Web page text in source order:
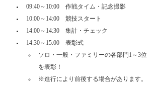
09:40～10:00　作戦タイム・記念撮影
10:00～14:00　競技スタート
14:00～14:30　集計・チェック
14:30～15:00　表彰式
ソロ・一般・ファミリーの各部門1～3位
を表彰！
※進行により前後する場合があります。